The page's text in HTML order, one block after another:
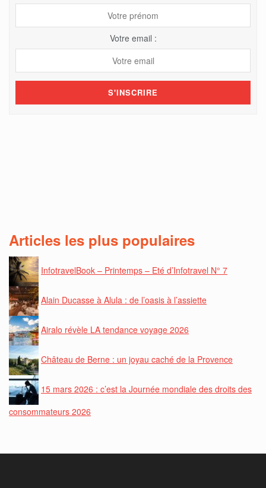
Votre email :
Articles les plus populaires
InfotravelBook – Printemps – Eté d’Infotravel N° 7
Alain Ducasse à Alula : de l’oasis à l’assiette
Airalo révèle LA tendance voyage 2026
Château de Berne : un joyau caché de la Provence
15 mars 2026 : c’est la Journée mondiale des droits des
consommateurs 2026